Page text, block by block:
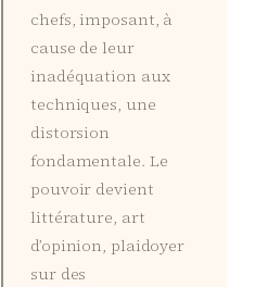
chefs, imposant, à
cause de leur
inadéquation aux
techniques, une
distorsion
fondamentale. Le
pouvoir devient
littérature, art
d’opinion, plaidoyer
sur des